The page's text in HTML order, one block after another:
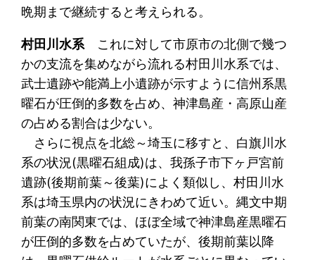
晩期まで継続すると考えられる。
村田川水系 これに対して市原市の北側で幾つ
かの支流を集めながら流れる村田川水系では、
武士遺跡や能満上小遺跡が示すように信州系黒
曜石が圧倒的多数を占め、神津島産・高原山産
の占める割合は少ない。
さらに視点を北総～埼玉に移すと、白旗川水
系の状況(黒曜石組成)は、我孫子市下ヶ戸宮前
遺跡(後期前葉～後葉)によく類似し、村田川水
系は埼玉県内の状況にきわめて近い。縄文中期
前葉の南関東では、ほぼ全域で神津島産黒曜石
が圧倒的多数を占めていたが、後期前葉以降